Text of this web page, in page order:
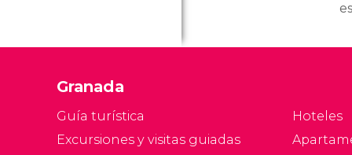
Granada
Guía turística
Excursiones y visitas guiadas
Hoteles